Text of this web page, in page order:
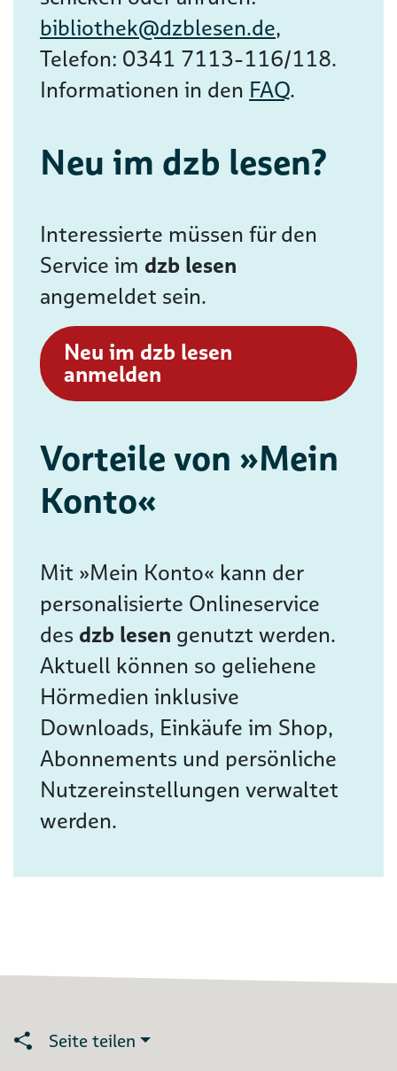
bibliothek@dzblesen.de,
Telefon: 0341 7113-116/118.
Informationen in den FAQ.
Neu im dzb lesen?
Interessierte müssen für den
Service im dzb lesen
angemeldet sein.
Neu im dzb lesen
anmelden
Vorteile von »Mein
Konto«
Mit »Mein Konto« kann der
personalisierte Onlineservice
des dzb lesen genutzt werden.
Aktuell können so geliehene
Hörmedien inklusive
Downloads, Einkäufe im Shop,
Abonnements und persönliche
Nutzereinstellungen verwaltet
werden.
Seite teilen